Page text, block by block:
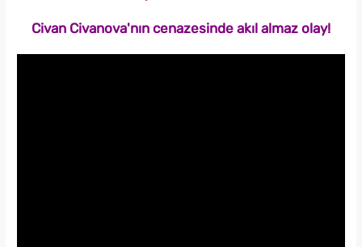
Civan Civanova'nın cenazesinde akıl almaz olay!